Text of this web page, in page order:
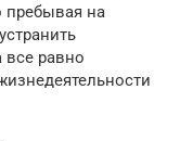
пребывая на
все равно